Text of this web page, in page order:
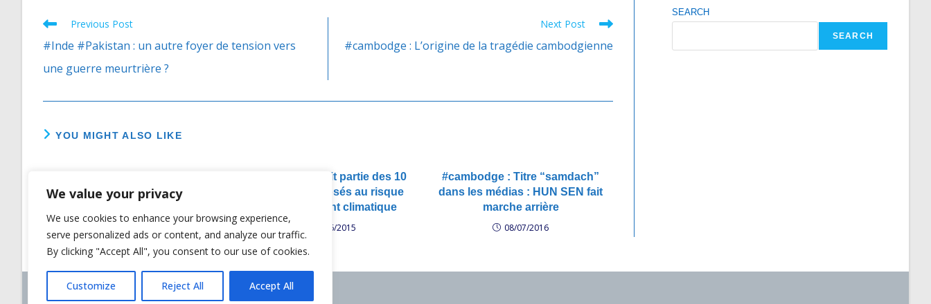
We value your privacy
We use cookies to enhance your browsing experience,
serve personalized ads or content, and analyze our traffic.
By clicking "Accept All", you consent to our use of cookies.
Customize Reject All Accept All
Read
more
Previous Post
#Inde #Pakistan : un autre foyer de tension vers
une guerre meurtrière ?
Next Post
#cambodge : L’origine de la tragédie cambodgienne
YOU MIGHT ALSO LIKE
interdisant la location de terres
#cambodge : fait partie des 10
pays les + exposés au risque
de changement climatique
12/06/2015
#cambodge : Titre “samdach”
dans les médias : HUN SEN fait
marche arrière
08/07/2016
SEARCH
SEARCH